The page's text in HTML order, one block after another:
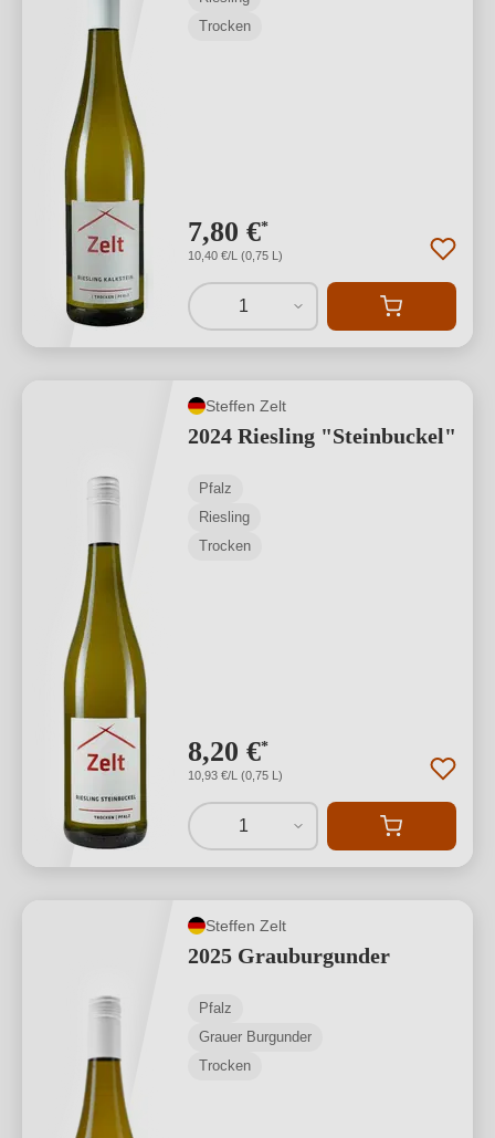
Trocken
7,80 €*
10,40 €/L (0,75 L)
1
Steffen Zelt
2024 Riesling "Steinbuckel"
Pfalz
Riesling
Trocken
8,20 €*
10,93 €/L (0,75 L)
1
Steffen Zelt
2025 Grauburgunder
Pfalz
Grauer Burgunder
Trocken